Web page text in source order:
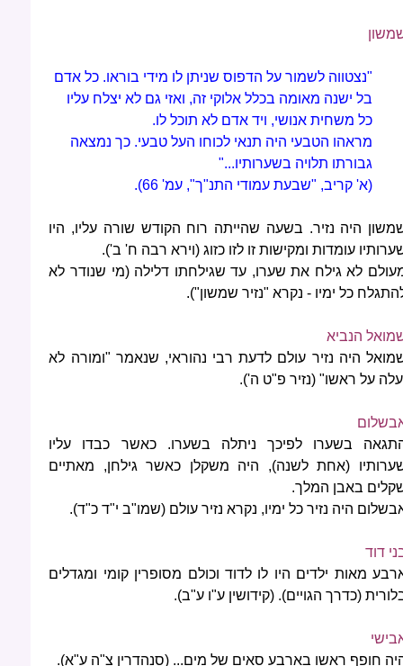
"נצטווה לשמור על הדפוס שניתן לו מידי בוראו. כל אדם
בל ישנה מאומה בכלל אלוקי זה, ואזי גם לא יצלח עליו
כל משחית אנושי, ויד אדם לא תוכל לו.
מראהו הטבעי היה תנאי לכוחו העל טבעי. כך נמצאה
גבורתו תלויה בשערותיו..."
(א' קריב, "שבעת עמודי התנ"ך", עמ' 66).
היה נזיר. בשעה שהייתה רוח הקודש שורה עליו, היו
עומדות ומקישות זו לזו כזוג (וירא רבה ח' ב').
לא גילח את שערו, עד שגילחתו דלילה (מי שנודר לא
כל ימיו - נקרא "נזיר שמשון").
הנביא
היה נזיר עולם לדעת רבי נהוראי, שנאמר "ומורה לא
על ראשו" (נזיר פ"ט ה').
בשערו לפיכך ניתלה בשערו. כאשר כבדו עליו
(אחת לשנה), היה משקלן כאשר גילחן, מאתיים
באבן המלך.
היה נזיר כל ימיו, נקרא נזיר עולם (שמו"ב י"ד כ"ד).
דוד
מאות ילדים היו לו לדוד וכולם מסופרין קומי ומגדלים
(כדרך הגויים). (קידושין ע"ו ע"ב).
חופף ראשו בארבע סאים של מים... (סנהדרין צ"ה ע"א).